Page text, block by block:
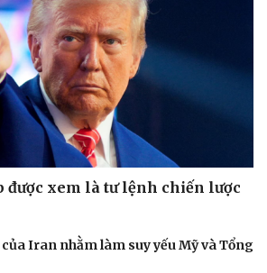
Tình yêu - Gia đình
được xem là tư lệnh chiến lược
của Iran nhằm làm suy yếu Mỹ và Tổng